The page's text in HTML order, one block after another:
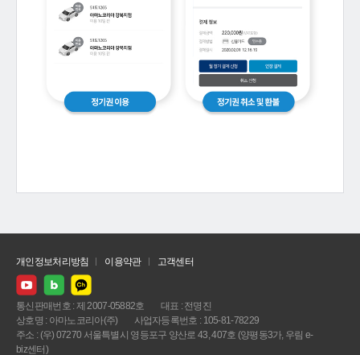
개인정보처리방침 이용약관 고객센터
통신판매번호 : 제 2007-05882호
대표 : 전명진
상호명 : 아마노코리아(주)
사업자등록번호 : 105-81-78229
주소 : (우) 07270 서울특별시 영등포구 양산로 43, 407호 (양평동3가, 우림 e-
biz센터)